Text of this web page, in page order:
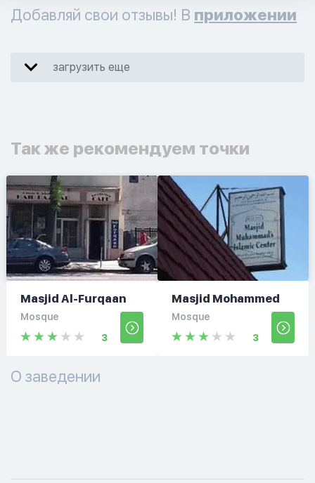
Добавляй свои отзывы! В приложении
загрузить еще
Так же рекомендуем точки
Masjid Al-Furqaan
Mosque
3
Masjid Mohammed
Mosque
3
О заведении